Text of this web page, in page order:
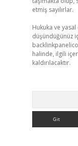
etmiş sayılırlar.
Hukuka ve
düşündüğünüz
halinde, ilgili
kaldırılacaktır.